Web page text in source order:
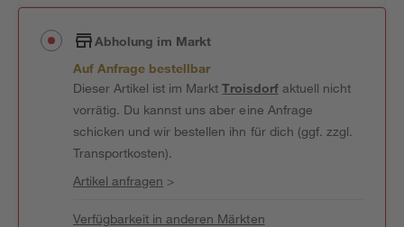
Abholung im Markt
Auf Anfrage bestellbar
Dieser Artikel ist im MarktTroisdorfaktuell nicht
vorrätig. Du kannst uns aber eine Anfrage
schicken und wir bestellen ihn für dich (ggf. zzgl.
Transportkosten).
Artikel anfragen >
Verfügbarkeit in anderen Märkten